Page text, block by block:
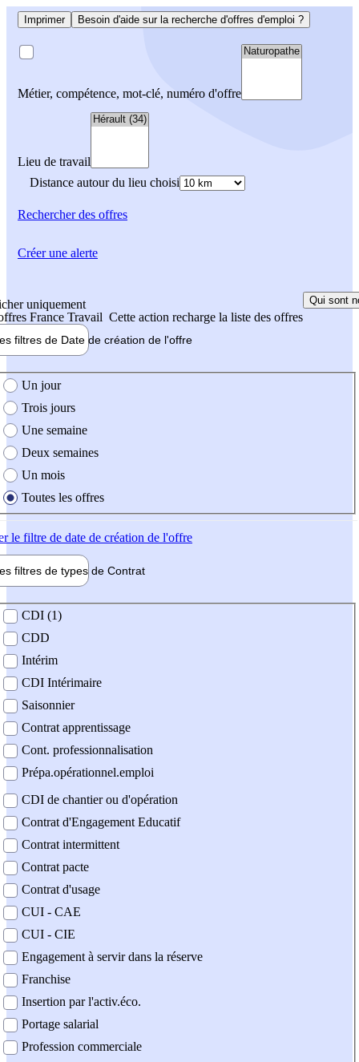
Imprimer Besoin d'aide sur la recherche d'offres d'emploi ?
Métier, compétence, mot-clé, numéro d'offre
Lieu de travail
Distance autour du lieu choisi
Rechercherdes offres
uniquement
France Travail Cette action recharge la liste des offres
Qui sont
filtres de Date de création de l'offre
création de l'offre
Un jour
Trois jours
Une semaine
Deux semaines
Un mois
Toutes les offres
le filtre de date de création de l'offre
filtres de types de Contrat
contrat
CDI (1)
CDD
Intérim
CDI Intérimaire
Saisonnier
Contrat apprentissage
Cont. professionnalisation
Prépa.opérationnel.emploi
CDI de chantier ou d'opération
Contrat d'Engagement Educatif
Contrat intermittent
Contrat pacte
Contrat d'usage
CUI - CAE
CUI - CIE
Engagement à servir dans la réserve
Franchise
Insertion par l'activ.éco.
Portage salarial
Profession commerciale
Créer une alerte